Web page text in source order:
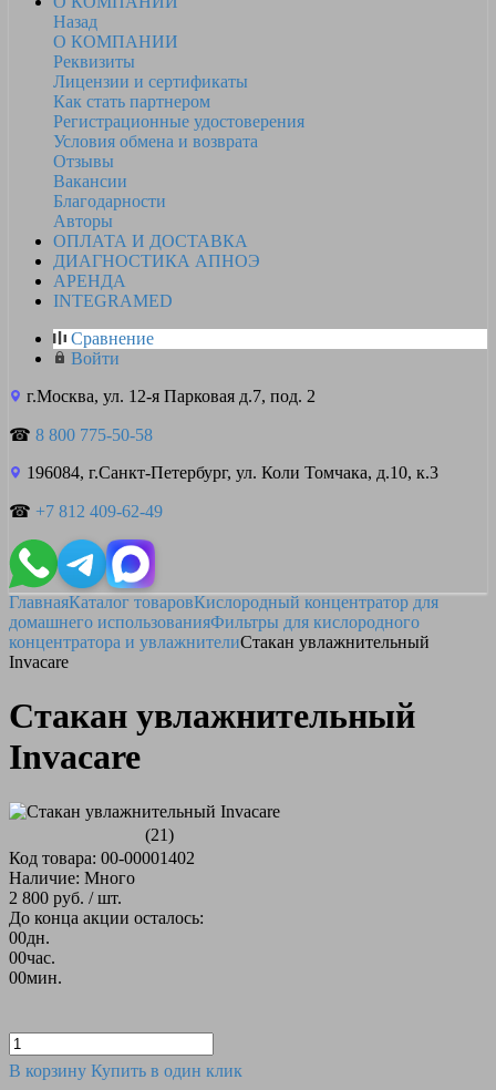
Назад
О КОМПАНИИ
Реквизиты
Лицензии и сертификаты
Как стать партнером
Регистрационные удостоверения
Условия обмена и возврата
Отзывы
Вакансии
Благодарности
Авторы
ОПЛАТА И ДОСТАВКА
ДИАГНОСТИКА АПНОЭ
АРЕНДА
INTEGRAMED
Сравнение
Войти
г.Москва, ул. 12-я Парковая д.7, под. 2
☎ 8 800 775-50-58
196084, г.Санкт-Петербург, ул. Коли Томчака, д.10, к.3
☎ +7 812 409-62-49
ГлавнаяКаталог товаровКислородный концентратор для
домашнего использованияФильтры для кислородного
концентратора и увлажнителиСтакан увлажнительный
Invacare
Стакан увлажнительный
Invacare
(21)
Код товара: 00-00001402
Наличие: Много
2 800 руб. / шт.
До конца акции осталось:
00дн.
00час.
00мин.
В корзину Купить в один клик